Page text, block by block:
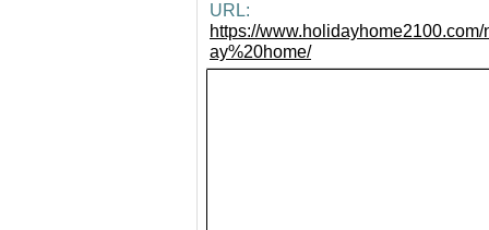
URL:
https://
ay%20home/